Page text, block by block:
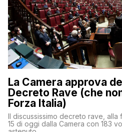
La Camera approva
Decreto Rave (che
Forza Italia)
Il discussissimo decreto rave,
15 di oggi dalla Camera con 183